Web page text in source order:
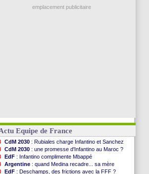
emplacement publicitaire
Equipe de France
CdM 2030 : Rubiales charge Infantino et Sanchez
CdM 2030 : une promesse d'Infantino au Maroc ?
EdF : Infantino complimente Mbappé
Argentine : quand Medina recadre... sa mère
EdF : Deschamps, des frictions avec la FFF ?